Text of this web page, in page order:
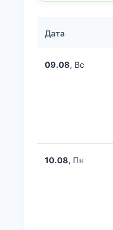
Дата
09.08, Вс
10.08, Пн